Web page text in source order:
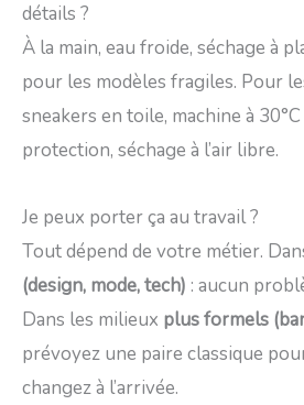
détails ?
À la main, eau froide, séchage à
pour les modèles fragiles. Pour
sneakers en toile, machine à
protection, séchage à l’air libre.
Je peux porter ça au travail ?
Tout dépend de votre métier.
(design, mode, tech) : aucun
Dans les milieux plus formels
prévoyez une paire classique
changez à l’arrivée.